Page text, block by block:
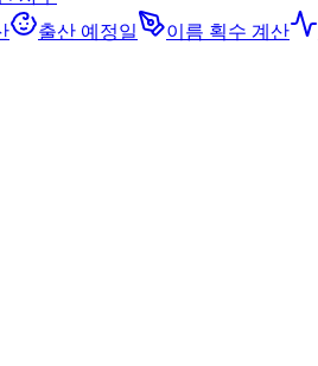
출산 예정일 이름 획수 계산